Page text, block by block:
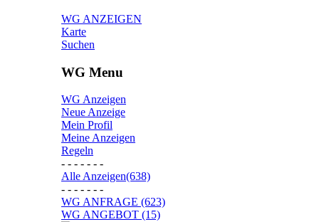
WG ANZEIGEN
Karte
Suchen
WG Menu
WG Anzeigen
Neue Anzeige
Mein Profil
Meine Anzeigen
Regeln
- - - - - - -
Alle Anzeigen(638)
- - - - - - -
WG ANFRAGE (623)
WG ANGEBOT (15)